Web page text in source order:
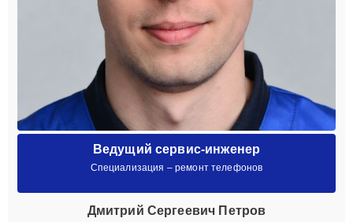
Ведущий сервис-инженер
Специализация – ремонт телефонов
Дмитрий Сергеевич Петров